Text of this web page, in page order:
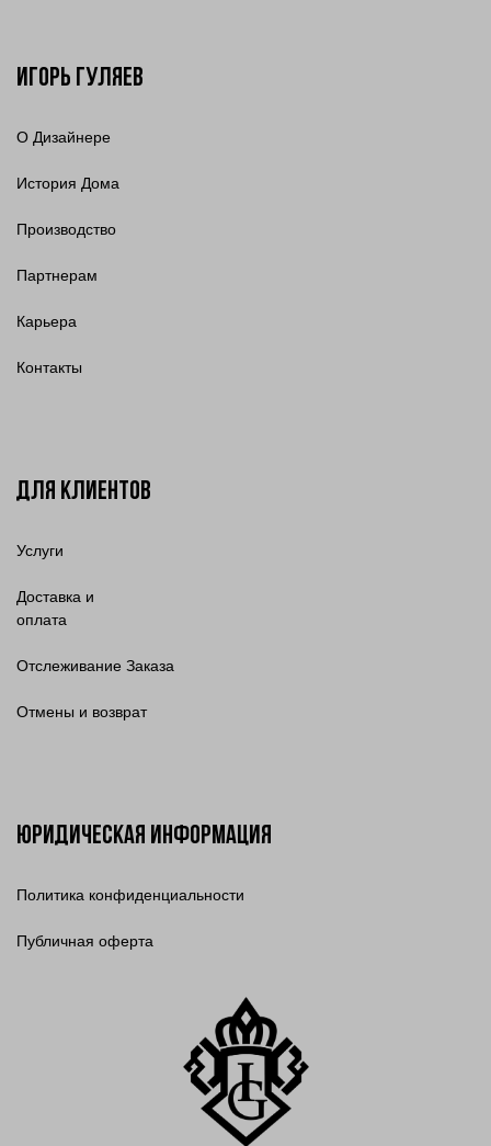
Игорь Гуляев
О Дизайнере
История Дома
Производство
Партнерам
Карьера
Контакты
Для клиентов
Услуги
Доставка и
оплата
Отслеживание Заказа
Отмены и возврат
Юридическая информация
Политика конфиденциальности
Публичная оферта